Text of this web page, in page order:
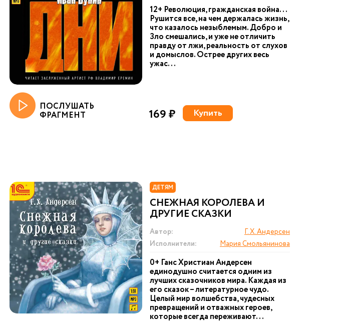
12+ Революция, гражданская война...
Рушится все, на чем держалась жизнь,
что казалось незыблемым. Добро и
Зло смешались, и уже не отличить
правду от лжи, реальность от слухов
и домыслов. Острее других весь
ужас...
ПОСЛУШАТЬ
ФРАГМЕНТ 169 ₽ Купить
ДЕТЯМ
СНЕЖНАЯ КОРОЛЕВА И
ДРУГИЕ СКАЗКИ
Автор:
Г. Х. Андерсен
Исполнители:
Мария Смольянинова
0+ Ганс Христиан Андерсен
единодушно считается одним из
лучших сказочников мира. Каждая из
его сказок – литературное чудо.
Целый мир волшебства, чудесных
превращений и отважных героев,
которые всегда переживают...